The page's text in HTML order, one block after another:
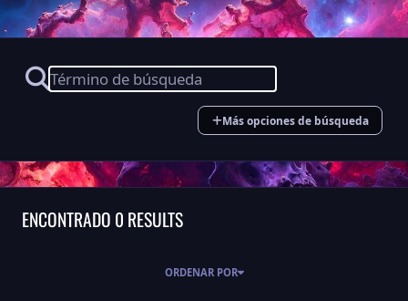
Más opciones de búsqueda
ENCONTRADO 0 RESULTS
ORDENAR POR